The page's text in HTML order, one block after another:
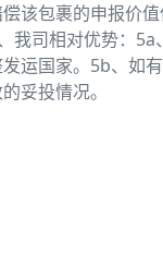
该包裹的申报价
我司相对优势：5a
运国家。5b、如
妥投情况。